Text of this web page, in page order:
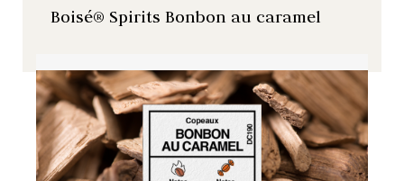
Boisé® Spirits Bonbon au caramel